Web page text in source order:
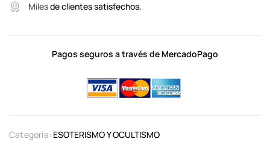
Milesde clientes satisfechos.
Pagos seguros a través de MercadoPago
Categoría: ESOTERISMO Y OCULTISMO